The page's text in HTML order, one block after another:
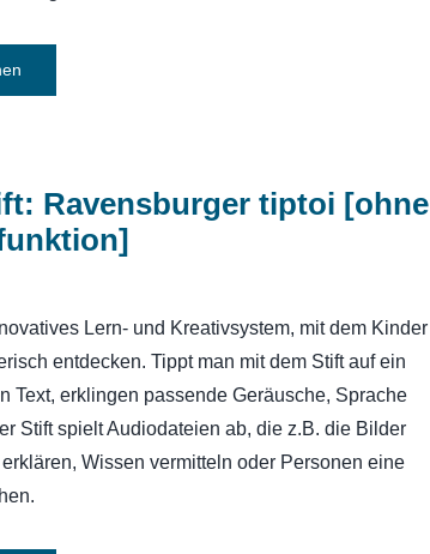
Ravensburger tiptoi [ohne
Lern- und Kreativsystem, mit dem Kinder
entdecken. Tippt man mit dem Stift auf ein
Text, erklingen passende Geräusche, Sprache
Stift spielt Audiodateien ab, die z.B. die Bilder
Wissen vermitteln oder Personen eine